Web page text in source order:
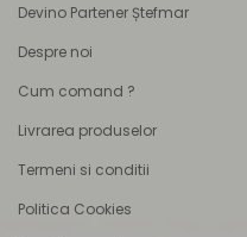
Devino Partener Ștefmar
Despre noi
Cum comand ?
Livrarea produselor
Termeni si conditii
Politica Cookies